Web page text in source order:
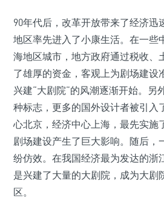
90年代后，改革开放带来了经济迅
地区率先进入了小康生活。在一些
海地区城市，地方政府通过税收、
了雄厚的资金，客观上为剧场建设
兴建“大剧院”的风潮逐渐开始。另
种标志，更多的国外设计者被引入
心北京，经济中心上海，最先实施
剧场建设产生了巨大影响。随后，
纷仿效。在我国经济最为发达的浙
是兴建了大量的大剧院，成为大剧
区。